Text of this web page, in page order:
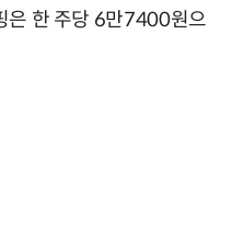
은 한 주당 6만7400원으